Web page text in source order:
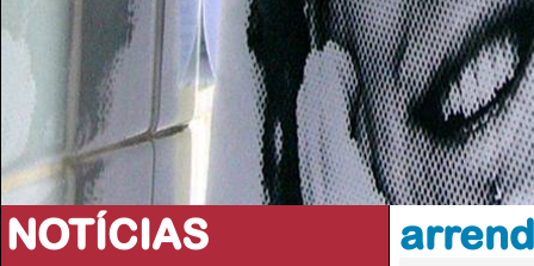
NOTÍCIAS